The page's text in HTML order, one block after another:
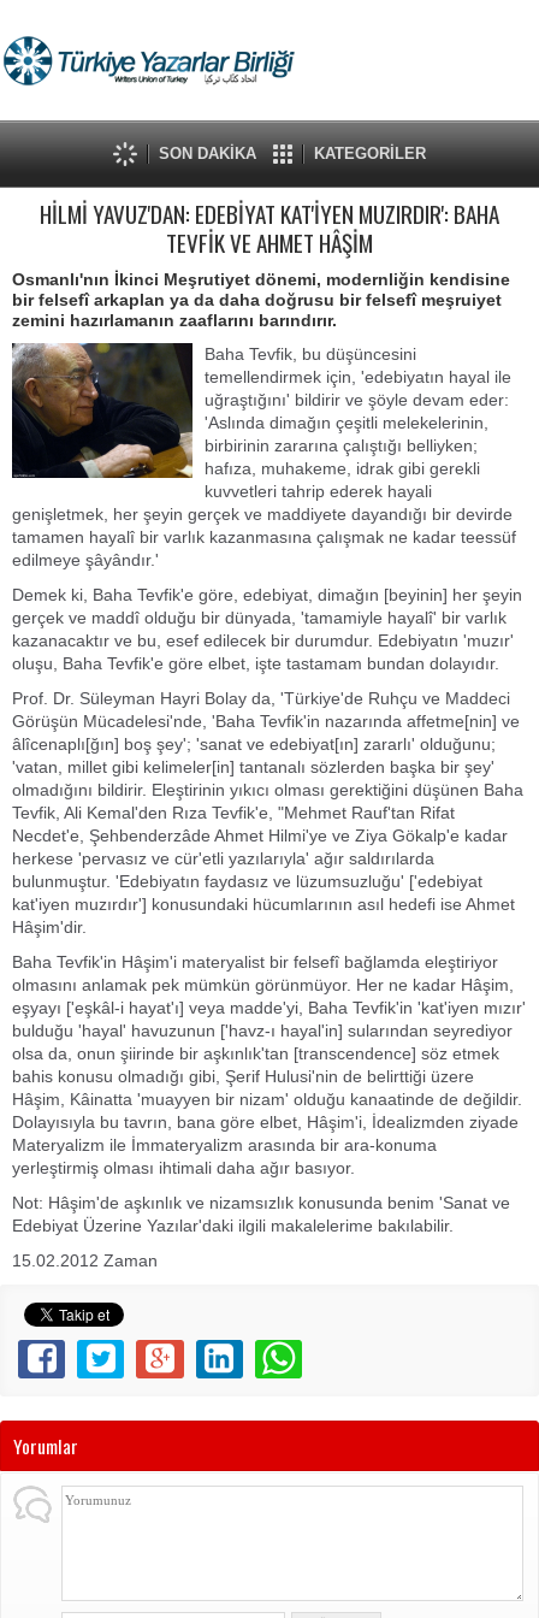
SON DAKİKA KATEGORİLER
HİLMİ YAVUZ'DAN: EDEBİYAT KAT'İYEN MUZIRDIR': BAHA
TEVFİK VE AHMET HÂŞİM
Osmanlı'nın İkinci Meşrutiyet dönemi, modernliğin kendisine
bir felsefî arkaplan ya da daha doğrusu bir felsefî meşruiyet
zemini hazırlamanın zaaflarını barındırır.
Baha Tevfik, bu düşüncesini
temellendirmek için, 'edebiyatın hayal ile
uğraştığını' bildirir ve şöyle devam eder:
'Aslında dimağın çeşitli melekelerinin,
birbirinin zararına çalıştığı belliyken;
hafıza, muhakeme, idrak gibi gerekli
kuvvetleri tahrip ederek hayali
genişletmek, her şeyin gerçek ve maddiyete dayandığı bir devirde
tamamen hayalî bir varlık kazanmasına çalışmak ne kadar teessüf
edilmeye şâyândır.'
Demek ki, Baha Tevfik'e göre, edebiyat, dimağın [beyinin] her şeyin
gerçek ve maddî olduğu bir dünyada, 'tamamiyle hayalî' bir varlık
kazanacaktır ve bu, esef edilecek bir durumdur. Edebiyatın 'muzır'
oluşu, Baha Tevfik'e göre elbet, işte tastamam bundan dolayıdır.
Prof. Dr. Süleyman Hayri Bolay da, 'Türkiye'de Ruhçu ve Maddeci
Görüşün Mücadelesi'nde, 'Baha Tevfik'in nazarında affetme[nin] ve
âlîcenaplı[ğın] boş şey'; 'sanat ve edebiyat[ın] zararlı' olduğunu;
'vatan, millet gibi kelimeler[in] tantanalı sözlerden başka bir şey'
olmadığını bildirir. Eleştirinin yıkıcı olması gerektiğini düşünen Baha
Tevfik, Ali Kemal'den Rıza Tevfik'e, "Mehmet Rauf'tan Rifat
Necdet'e, Şehbenderzâde Ahmet Hilmi'ye ve Ziya Gökalp'e kadar
herkese 'pervasız ve cür'etli yazılarıyla' ağır saldırılarda
bulunmuştur. 'Edebiyatın faydasız ve lüzumsuzluğu' ['edebiyat
kat'iyen muzırdır'] konusundaki hücumlarının asıl hedefi ise Ahmet
Hâşim'dir.
Baha Tevfik'in Hâşim'i materyalist bir felsefî bağlamda eleştiriyor
olmasını anlamak pek mümkün görünmüyor. Her ne kadar Hâşim,
eşyayı ['eşkâl-i hayat'ı] veya madde'yi, Baha Tevfik'in 'kat'iyen mızır'
bulduğu 'hayal' havuzunun ['havz-ı hayal'in] sularından seyrediyor
olsa da, onun şiirinde bir aşkınlık'tan [transcendence] söz etmek
bahis konusu olmadığı gibi, Şerif Hulusi'nin de belirttiği üzere
Hâşim, Kâinatta 'muayyen bir nizam' olduğu kanaatinde de değildir.
Dolayısıyla bu tavrın, bana göre elbet, Hâşim'i, İdealizmden ziyade
Materyalizm ile İmmateryalizm arasında bir ara-konuma
yerleştirmiş olması ihtimali daha ağır basıyor.
Not: Hâşim'de aşkınlık ve nizamsızlık konusunda benim 'Sanat ve
Edebiyat Üzerine Yazılar'daki ilgili makalelerime bakılabilir.
15.02.2012 Zaman
Yorumlar